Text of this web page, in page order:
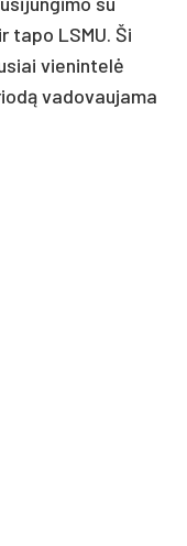
tapo LSMU. Ši
vienintelė
vadovaujama